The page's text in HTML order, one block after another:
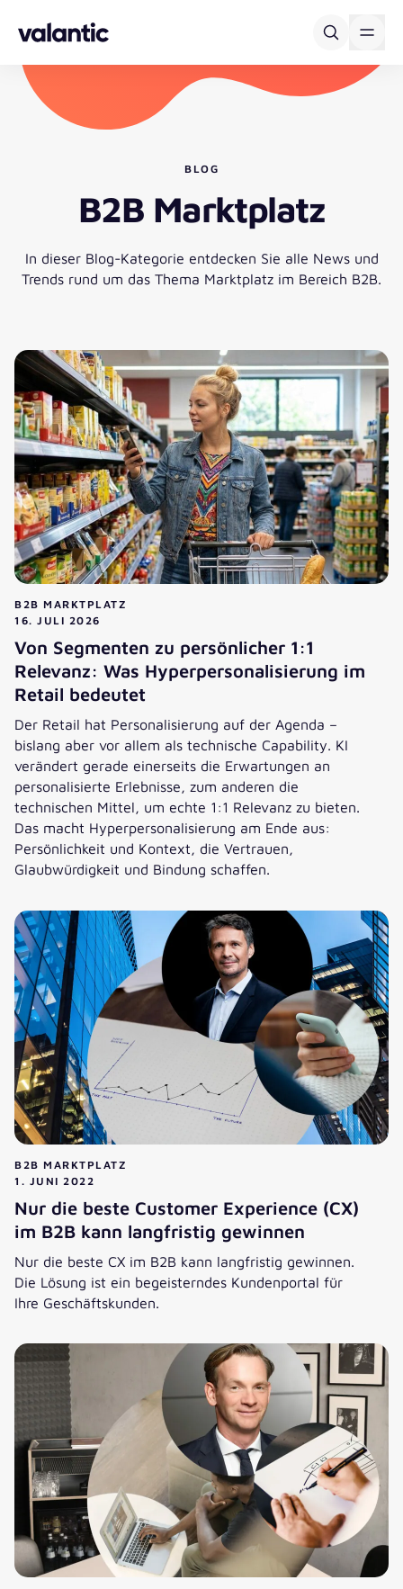
BLOG
B2B Marktplatz
In dieser Blog-Kategorie entdecken Sie alle News und
Trends rund um das Thema Marktplatz im Bereich B2B.
B2B MARKTPLATZ
16. JULI 2026
Von Segmenten zu persönlicher 1:1
Relevanz: Was Hyperpersonalisierung im
Retail bedeutet
Der Retail hat Personalisierung auf der Agenda –
bislang aber vor allem als technische Capability. KI
verändert gerade einerseits die Erwartungen an
personalisierte Erlebnisse, zum anderen die
technischen Mittel, um echte 1:1 Relevanz zu bieten.
Das macht Hyperpersonalisierung am Ende aus:
Persönlichkeit und Kontext, die Vertrauen,
Glaubwürdigkeit und Bindung schaffen.
B2B MARKTPLATZ
1. JUNI 2022
Nur die beste Customer Experience (CX)
im B2B kann langfristig gewinnen
Nur die beste CX im B2B kann langfristig gewinnen.
Die Lösung ist ein begeisterndes Kundenportal für
Ihre Geschäftskunden.